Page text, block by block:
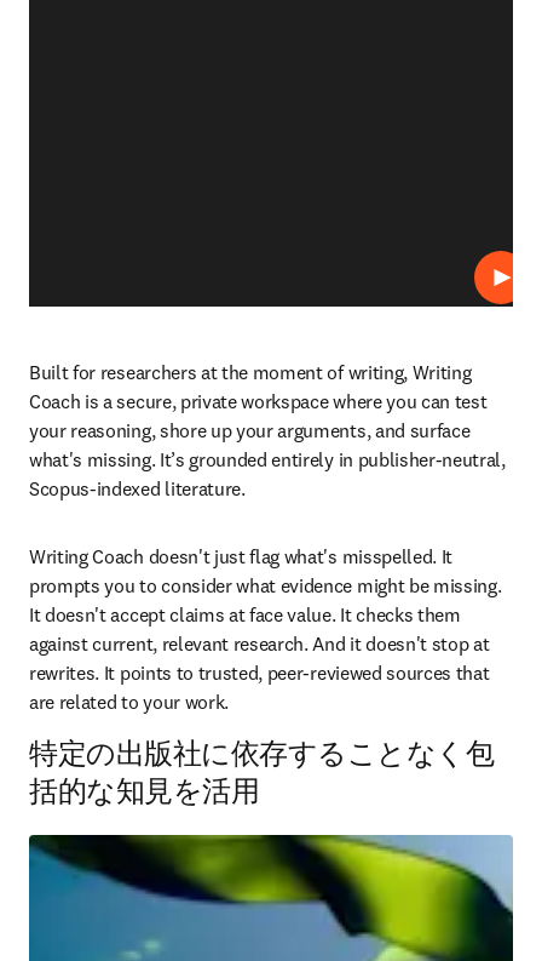
プレ
Built for researchers at the moment of writing, Writing
Coach is a secure, private workspace where you can test
your reasoning, shore up your arguments, and surface
what's missing. It’s grounded entirely in publisher-neutral,
Scopus-indexed literature.
Writing Coach doesn't just flag what's misspelled. It
prompts you to consider what evidence might be missing.
It doesn't accept claims at face value. It checks them
against current, relevant research. And it doesn't stop at
rewrites. It points to trusted, peer-reviewed sources that
are related to your work.
特定の出版社に依存することなく包
括的な知見を活用